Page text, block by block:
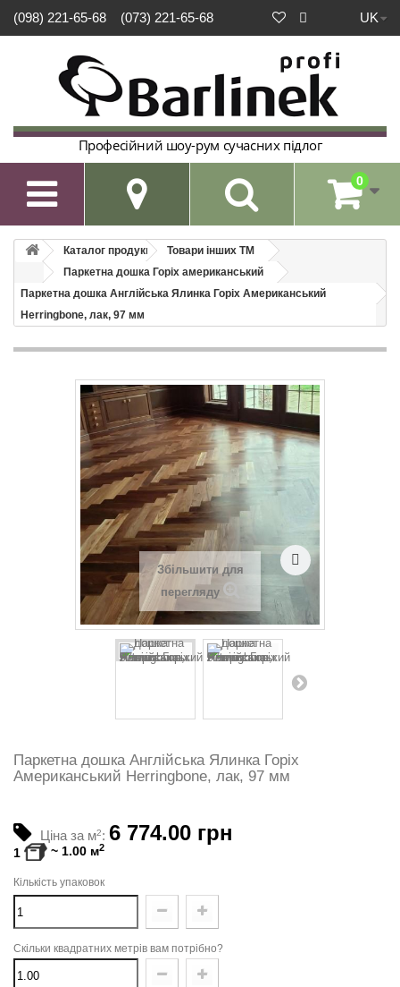
UK
(098) 221-65-68 (073) 221-65-68
Професійний шоу-рум сучасних підлог
 0
Каталог продукції
Товари інших ТМ
Паркетна дошка Горіх американський
Паркетна дошка Англійська Ялинка Горіх Американський
Herringbone, лак, 97 мм
Збільшити для
перегляду
Паркетна дошка Англійська Ялинка Горіх
Американський Herringbone, лак, 97 мм
Ціна за м2: 6 774.00 грн
1 ~ 1.00 м2
Кількість упаковок
Скільки квадратних метрів вам потрібно?